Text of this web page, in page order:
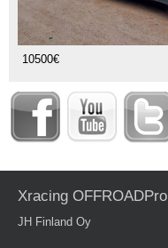
10500€
Xracing OFFROADPro
JH Finland Oy